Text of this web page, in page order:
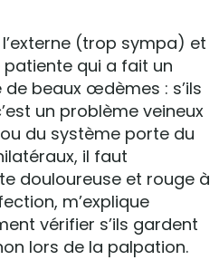
(trop sympa) et
patiente qui a fait un
beaux œdèmes : s’ils
un problème veineux
du système porte du
il faut
douloureuse et rouge à
m’explique
vérifier s’ils gardent
lors de la palpation.